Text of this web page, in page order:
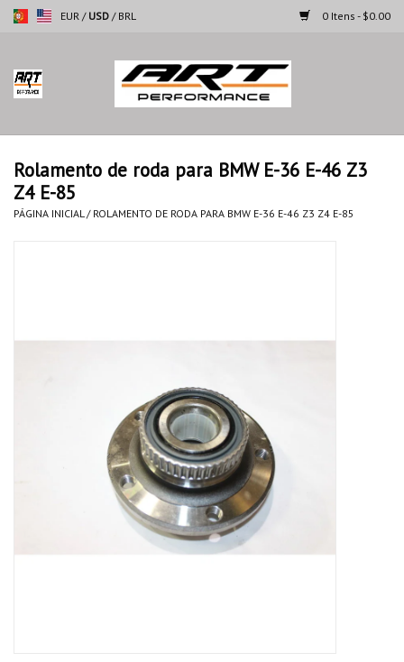
EUR / USD / BRL 0 Itens - $0.00
Página inicial
Motocicletas
Automoveis
Rolamento de roda para BMW E-36 E-46 Z3
Z4 E-85
PÁGINA INICIAL / ROLAMENTO DE RODA PARA BMW E-36 E-46 Z3 Z4 E-85